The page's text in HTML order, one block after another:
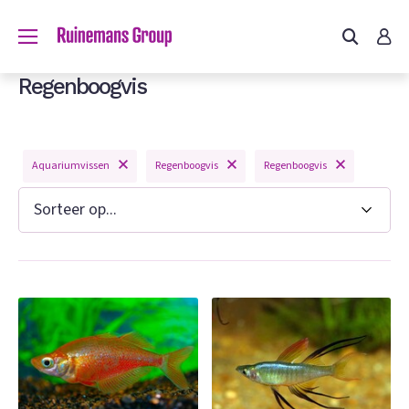
Regenboogvis
Aquariumvissen Regenboogvis Regenboogvis